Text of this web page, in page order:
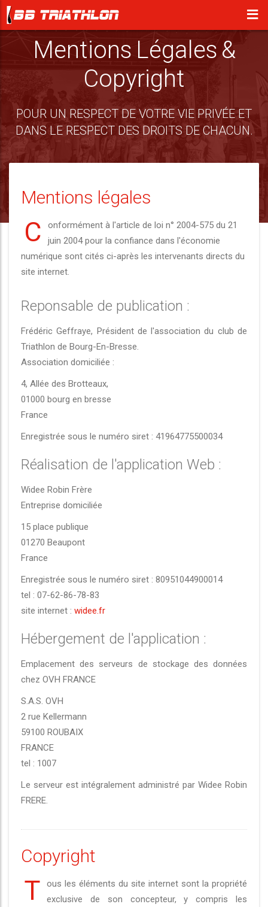
Mentions Légales &
Copyright
POUR UN RESPECT DE VOTRE VIE PRIVÉE ET
DANS LE RESPECT DES DROITS DE CHACUN.
Mentions légales
C
onformément à l'article de loi n° 2004-575 du 21
juin 2004 pour la confiance dans l'économie
numérique sont cités ci-après les intervenants directs du
site internet.
Reponsable de publication :
Frédéric Geffraye, Président de l'association du club de
Triathlon de Bourg-En-Bresse.
Association domiciliée :
4, Allée des Brotteaux,
01000 bourg en bresse
France
Enregistrée sous le numéro siret : 41964775500034
Réalisation de l'application Web :
Widee Robin Frère
Entreprise domiciliée
15 place publique
01270 Beaupont
France
Enregistrée sous le numéro siret : 80951044900014
tel : 07-62-86-78-83
site internet : widee.fr
Hébergement de l'application :
Emplacement des serveurs de stockage des données
chez OVH FRANCE
S.A.S. OVH
2 rue Kellermann
59100 ROUBAIX
FRANCE
tel : 1007
Le serveur est intégralement administré par Widee Robin
FRERE.
Copyright
T
ous les éléments du site internet sont la propriété
exclusive de son concepteur, y compris les